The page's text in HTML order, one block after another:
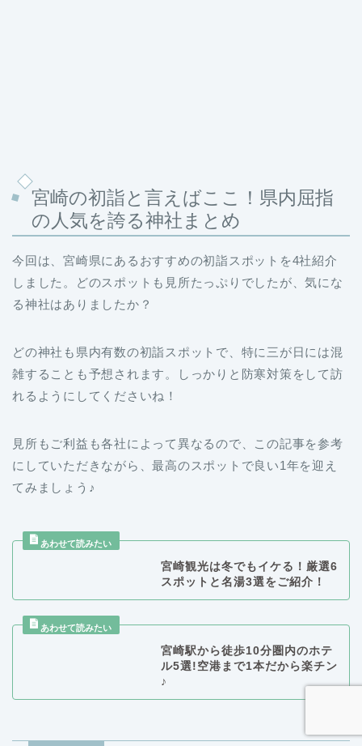
宮崎の初詣と言えばここ！県内屈指
の人気を誇る神社まとめ
今回は、宮崎県にあるおすすめの初詣スポットを4社紹介
しました。どのスポットも見所たっぷりでしたが、気にな
る神社はありましたか？
どの神社も県内有数の初詣スポットで、特に三が日には混
雑することも予想されます。しっかりと防寒対策をして訪
れるようにしてくださいね！
見所もご利益も各社によって異なるので、この記事を参考
にしていただきながら、最高のスポットで良い1年を迎え
てみましょう♪
宮崎観光は冬でもイケる！厳選6
スポットと名湯3選をご紹介！
宮崎駅から徒歩10分圏内のホテ
ル5選!空港まで1本だから楽チン
♪